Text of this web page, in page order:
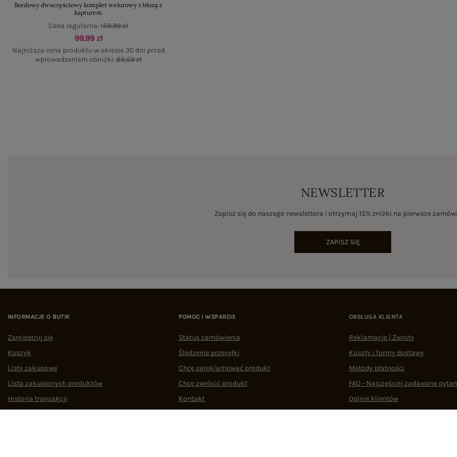
Bordowy dwuczęściowy komplet welurowy z bluzą z
kapturem
99,99 zł
Najniższa cena produktu w okresie 30 dni przed
wprowadzeniem obniżki:89,59 zł
Cena regularna:159,99 zł
NEWSLETTER
Zapisz się do naszego newslettera i otrzymaj 15% zniżki na pierwsze
ZAPISZ SIĘ
INFORMACJE O BUTIK
Zarejestruj się
Koszyk
Listy zakupowe
Lista zakupionych produktów
Historia transakcji
POMOC I WSPARCIE
Status zamówienia
Śledzenie przesyłki
Chcę zareklamować produkt
Chcę zwrócić produkt
Kontakt
OBSŁUGA KLIENTA
Reklamacje | Zwroty
Koszty i formy dostawy
Metody płatności
FAQ - Najczęściej zadawane
Opinie klientów